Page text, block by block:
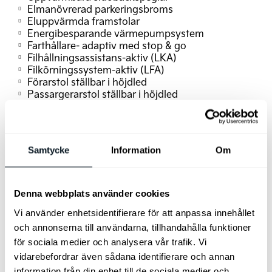
Samtycke Information Om
Denna webbplats använder cookies
Vi använder enhetsidentifierare för att anpassa innehållet
och annonserna till användarna, tillhandahålla funktioner
för sociala medier och analysera vår trafik. Vi
vidarebefordrar även sådana identifierare och annan
Elmanövrerad parkeringsbroms
Eluppvärmda framstolar
Energibesparande värmepumpsystem
Farthållare- adaptiv med stop & go
Filhållningsassistans-aktiv (LKA)
Filkörningssystem-aktiv (LFA)
Förarstol ställbar i höjdled
Passargerarstol ställbar i höjdled
Immobilizer
Nyckelfritt system med startknapp
Parkeringssensorer fram&bak
Bakre pardörrar
Läderkläddratt (konstläder)
Eluppvärmdratt
Rattpaddlar- bromsenergiåtervinning
Trådlös mobilladdare - Qi-std
Driver Attention Warning
USB C
Vehicle to Load (V2L)
DC-laddning
Blinkers fram – LED